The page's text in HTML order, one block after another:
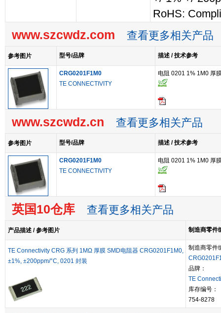
RoHS:
www.szcwdz.com 查看更多相关产品
参考图片 型号/品牌 描述 / 技术参考
CRG0201F1M0
TE CONNECTIVITY
电阻 0201 1% 1M0 厚
www.szcwdz.cn 查看更多相关产品
参考图片 型号/品牌 描述 / 技术参考
CRG0201F1M0
TE CONNECTIVITY
电阻 0201 1% 1M0 厚
英国10仓库 查看更多相关产品
产品描述 / 参考图片 制造商零件
TE Connectivity CRG 系列 1MΩ 厚膜 SMD电阻器 CRG0201F1M0,
±1%, ±200ppm/°C, 0201 封装
制造商零件
品牌：
TE
库存编号：
754-8278